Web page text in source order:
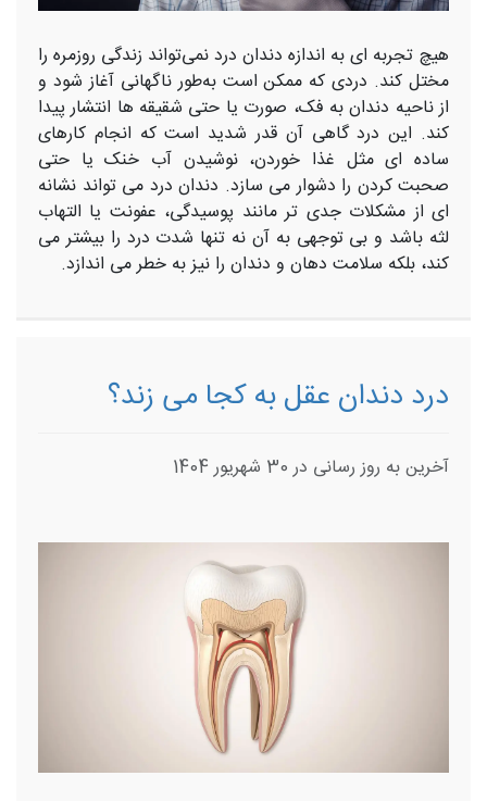
هیچ تجربه‌ ای به اندازه دندان‌ درد نمی‌تواند زندگی روزمره را
مختل کند. دردی که ممکن است به‌طور ناگهانی آغاز شود و
از ناحیه دندان به فک، صورت یا حتی شقیقه ها انتشار پیدا
کند. این درد گاهی آن قدر شدید است که انجام کارهای
ساده ای مثل غذا خوردن، نوشیدن آب خنک یا حتی
صحبت کردن را دشوار می سازد. دندان‌ درد می تواند نشانه
ای از مشکلات جدی تر مانند پوسیدگی، عفونت یا التهاب
لثه باشد و بی توجهی به آن نه تنها شدت درد را بیشتر می
کند، بلکه سلامت دهان و دندان را نیز به خطر می اندازد.
درد دندان عقل به کجا می زند؟
آخرین به روز رسانی در 30 شهریور 1404